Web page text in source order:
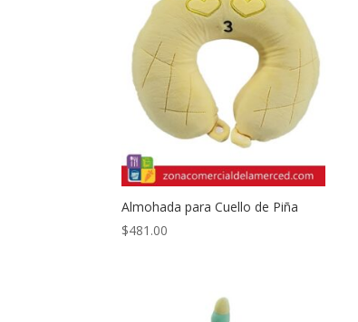
Almohada para Cuello de Piña
$481.00